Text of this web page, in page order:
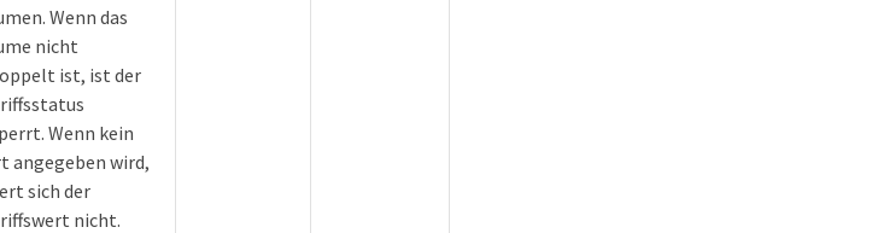
Wenn das
nicht
ist, ist der
Wenn kein
angegeben wird,
sich der
nicht.